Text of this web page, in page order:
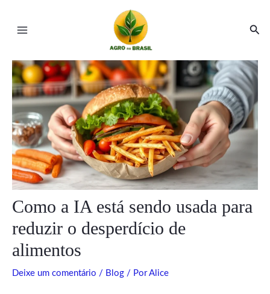
Menu
Como a IA está sendo usada para
reduzir o desperdício de
alimentos
Deixe um comentário / Blog / PorAlice